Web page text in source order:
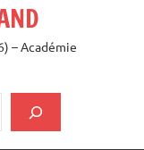
– Académie